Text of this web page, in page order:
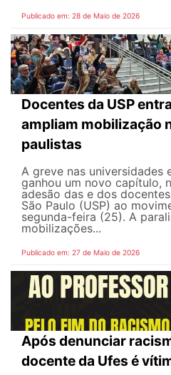
Publicado em: 28 de Maio de 2026
Docentes da USP
ampliam mobilização
paulistas
A greve nas universidades
ganhou um novo capítulo,
adesão das e dos
São Paulo (USP) ao
segunda-feira (25). A
mobilizações...
Publicado em: 27 de Maio de 2026
Após denunciar
docente da Ufes é